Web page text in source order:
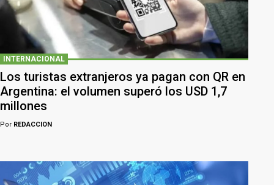
INTERNACIONAL
Los turistas extranjeros ya pagan con QR en
Argentina: el volumen superó los USD 1,7
millones
Por REDACCION